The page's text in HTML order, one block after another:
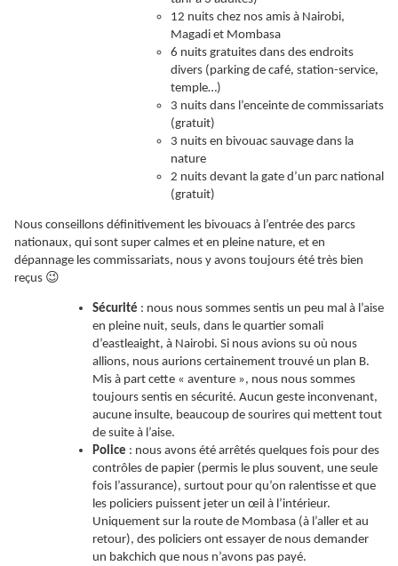
12 nuits chez nos amis à Nairobi,
Magadi et Mombasa
6 nuits gratuites dans des endroits
divers (parking de café, station-service,
temple…)
3 nuits dans l’enceinte de commissariats
(gratuit)
3 nuits en bivouac sauvage dans la
nature
2 nuits devant la gate d’un parc national
(gratuit)
Nous conseillons définitivement les bivouacs à l’entrée des parcs
nationaux, qui sont super calmes et en pleine nature, et en
dépannage les commissariats, nous y avons toujours été très bien
reçus 😉
Sécurité : nous nous sommes sentis un peu mal à l’aise
en pleine nuit, seuls, dans le quartier somali
d’eastleaight, à Nairobi. Si nous avions su où nous
allions, nous aurions certainement trouvé un plan B.
Mis à part cette « aventure », nous nous sommes
toujours sentis en sécurité. Aucun geste inconvenant,
aucune insulte, beaucoup de sourires qui mettent tout
de suite à l’aise.
Police : nous avons été arrêtés quelques fois pour des
contrôles de papier (permis le plus souvent, une seule
fois l’assurance), surtout pour qu’on ralentisse et que
les policiers puissent jeter un œil à l’intérieur.
Uniquement sur la route de Mombasa (à l’aller et au
retour), des policiers ont essayer de nous demander
un bakchich que nous n’avons pas payé.